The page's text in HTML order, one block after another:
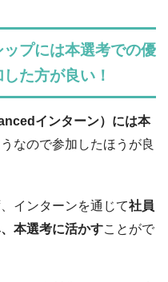
プには本選考での優
た方が良い！
インターン）には本
なので参加したほうが良
インターンを通じて社員
本選考に活かすことがで